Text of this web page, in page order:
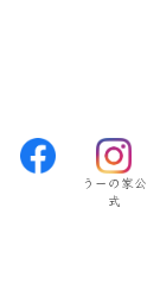
うーの家公
式